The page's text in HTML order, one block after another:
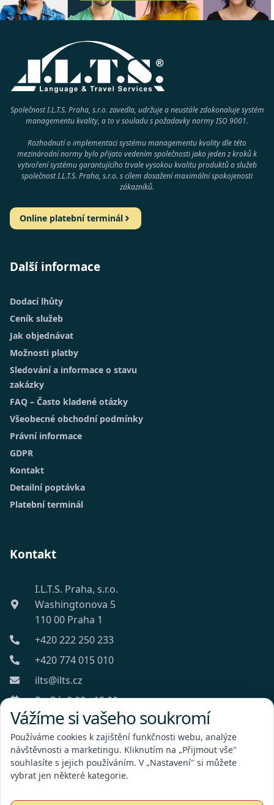
Společnost I.L.T.S. Praha, s.r.o. zavedla, udržuje a neustále zdokonaluje systém
managementu kvality, a to v souladu s požadavky normyISO 9001.
Rozhodnutí o implementaci systému managementu kvality dle této
mezinárodní normy bylo přijato vedením společnosti jako jeden z kroků k
vytvoření systému garantujícího trvale vysokou kvalitu produktů a služeb
společnostI.L.T.S. Praha, s.r.o. s cílem dosažení maximální spokojenosti
zákazníků.
Online platební terminál
Další informace
Dodací lhůty
Ceník služeb
Jak objednávat
Možnosti platby
Sledování a informace o stavu
zakázky
FAQ – Často kladené otázky
Všeobecné obchodní podmínky
Právní informace
GDPR
Kontakt
Detailní poptávka
Platební terminál
Kontakt
I.L.T.S. Praha, s.r.o.
Washingtonova 5
110 00 Praha 1
+420 222 250 233
+420 774 015 010
ilts@ilts.cz
Po-Pá: 8:00 - 18:00
Vážíme si vašeho soukromí
Používáme cookies k zajištění funkčnosti webu, analýze
návštěvnosti a marketingu. Kliknutím na „Přijmout vše"
souhlasíte s jejich používáním. V „Nastavení" si můžete
vybrat jen některé kategorie.